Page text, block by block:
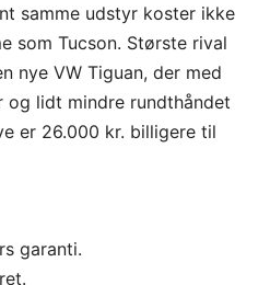
samme udstyr koster ikke
som Tucson. Største rival
nye VW Tiguan, der med
og lidt mindre rundthåndet
er 26.000 kr. billigere til
garanti.